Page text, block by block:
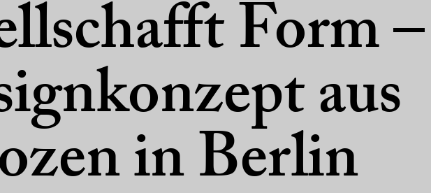
Form –
aus
in Berlin